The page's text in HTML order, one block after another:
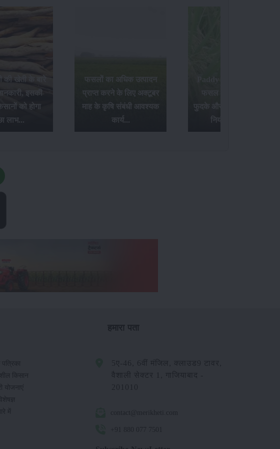
खेती के बारे
इसकी
को होगा
लाभ...
फसलों का अधिक उत्पादन
प्राप्त करने के लिए अक्टूबर
माह के कृषि संबंधी आवश्यक
कार्य...
फुदके और तना छेदक किट के
नियंत्रण उपाय...